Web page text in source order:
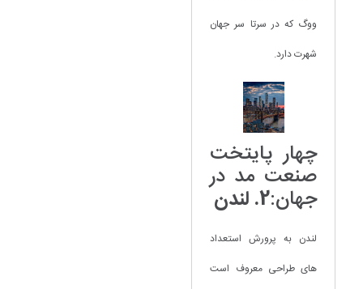
ووگ که در سرتا سر جهان
شهرت دارد.
چهار پایتخت
صنعت مد در
جهان:2. لندن
لندن به پرورش استعداد
های طراحی معروف است